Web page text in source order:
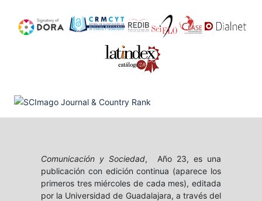
Comunicación y Sociedad, Año 23, es una
publicación con edición continua (aparece los
primeros tres miércoles de cada mes), editada
por la Universidad de Guadalajara, a través del